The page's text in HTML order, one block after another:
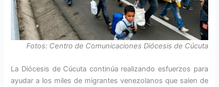
Fotos: Centro de Comunicaciones Diócesis de Cúcuta
La Diócesis de Cúcuta continúa realizando esfuerzos para
ayudar a los miles de migrantes venezolanos que salen de